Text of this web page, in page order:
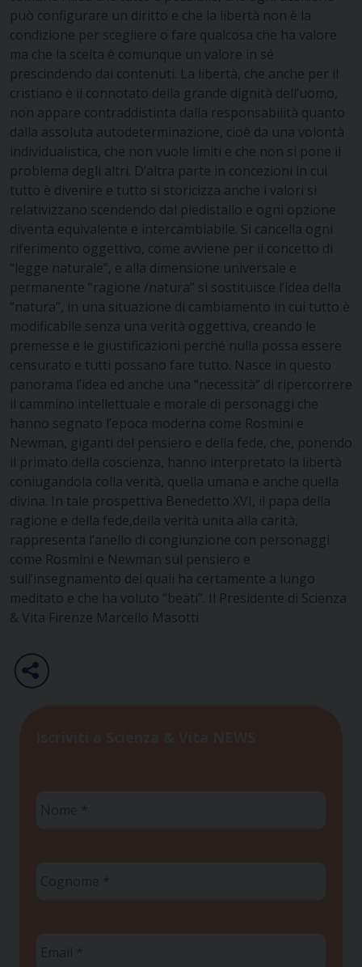
può configurare un diritto e che la libertà non è la
condizione per scegliere o fare qualcosa che ha valore
ma che la scelta è comunque un valore in sé
prescindendo dai contenuti. La libertà, che anche per il
cristiano è il connotato della grande dignità dell’uomo,
non appare contraddistinta dalla responsabilità quanto
dalla assoluta autodeterminazione, cioè da una volontà
individualistica, che non vuole limiti e che non si pone il
problema degli altri. D’altra parte in concezioni in cui
tutto è divenire e tutto si storicizza anche i valori si
relativizzano scendendo dal piedistallo e ogni opzione
diventa equivalente e intercambiabile. Si cancella ogni
riferimento oggettivo, come avviene per il concetto di
“legge naturale”, e alla dimensione universale e
permanente “ragione /natura” si sostituisce l’idea della
“natura”, in una situazione di cambiamento in cui tutto è
modificabile senza una verità oggettiva, creando le
premesse e le giustificazioni perché nulla possa essere
censurato e tutti possano fare tutto. Nasce in questo
panorama l’idea ed anche una “necessità” di ripercorrere
il cammino intellettuale e morale di personaggi che
hanno segnato l’epoca moderna come Rosmini e
Newman, giganti del pensiero e della fede, che, ponendo
il primato della coscienza, hanno interpretato la libertà
coniugandola colla verità, quella umana e anche quella
divina. In tale prospettiva Benedetto XVI, il papa della
ragione e della fede,della verità unita alla carità,
rappresenta l’anello di congiunzione con personaggi
come Rosmini e Newman sul pensiero e
sull’insegnamento dei quali ha certamente a lungo
meditato e che ha voluto “beati”. Il Presidente di Scienza
& Vita Firenze Marcello Masotti